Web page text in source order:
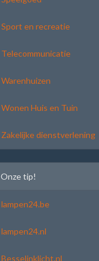
Sport en recreatie
Telecommunicatie
Warenhuizen
Wonen Huis en Tuin
Zakelijke dienstverlening
Onze tip!
lampen24.be
lampen24.nl
Besselinklicht.nl